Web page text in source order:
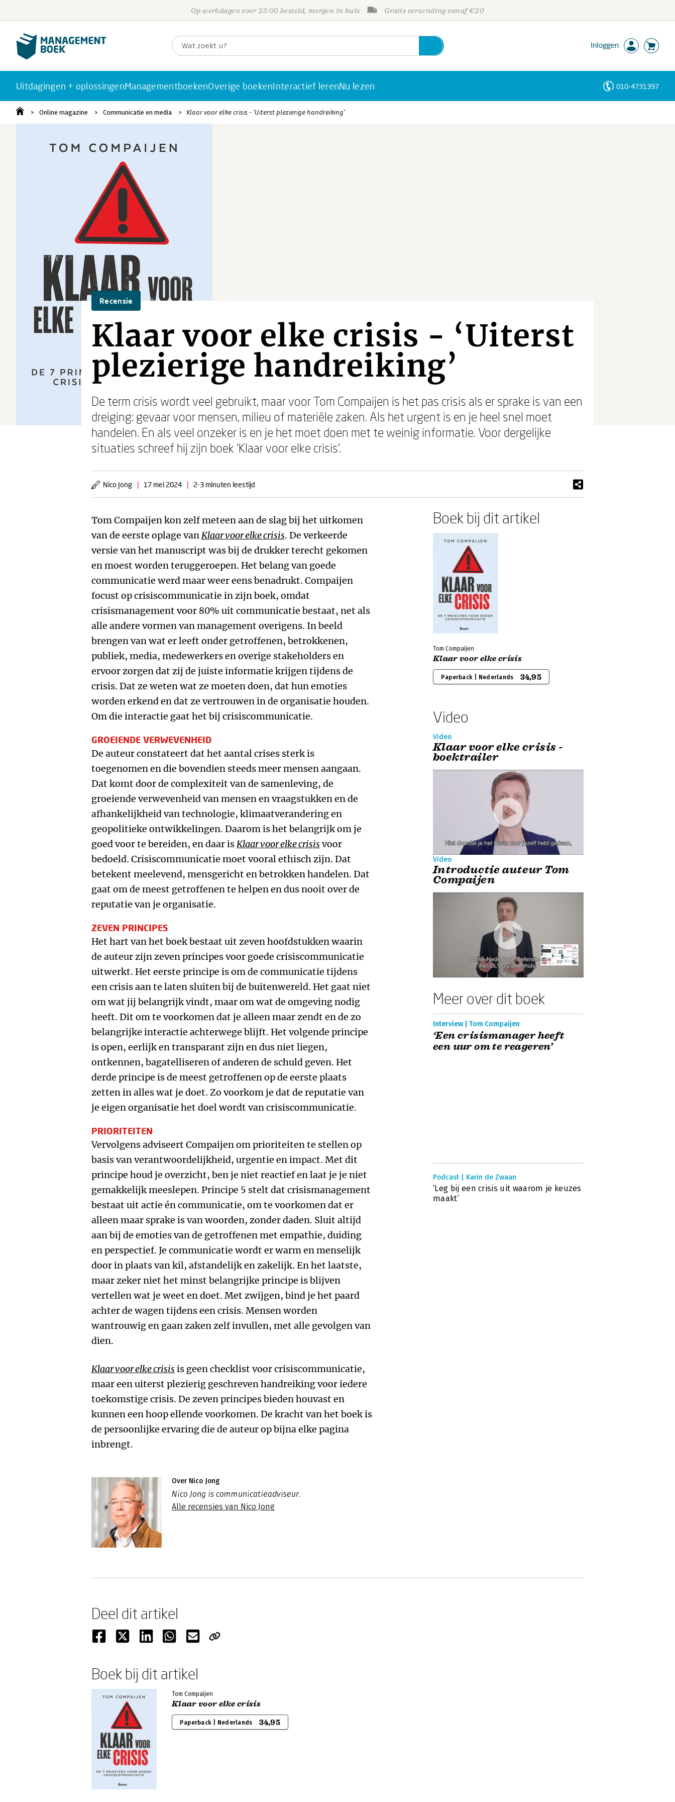
Op werkdagen voor 23:00 besteld, morgen in huis Gratis verzending vanaf €20
Inloggen
Uitdagingen + oplossingenManagementboekenOverige boekenInteractief lerenNu lezen 010-4731397
Online magazine Communicatie en media Klaar voor elke crisis - ‘Uiterst plezierige handreiking’
Recensie
Klaar voor elke crisis - ‘Uiterst
plezierige handreiking’
De term crisis wordt veel gebruikt, maar voor Tom Compaijen is het pas crisis als er sprake is van een
dreiging: gevaar voor mensen, milieu of materiële zaken. Als het urgent is en je heel snel moet
handelen. En als veel onzeker is en je het moet doen met te weinig informatie. Voor dergelijke
situaties schreef hij zijn boek ‘Klaar voor elke crisis’.
Nico Jong | 17 mei 2024 | 2-3 minuten leestijd
Tom Compaijen kon zelf meteen aan de slag bij het uitkomen
van de eerste oplage vanKlaar voor elke crisis. De verkeerde
versie van het manuscript was bij de drukker terecht gekomen
en moest worden teruggeroepen. Het belang van goede
communicatie werd maar weer eens benadrukt. Compaijen
focust op crisiscommunicatie in zijn boek, omdat
crisismanagement voor 80% uit communicatie bestaat, net als
alle andere vormen van management overigens. In beeld
brengen van wat er leeft onder getroffenen, betrokkenen,
publiek, media, medewerkers en overige stakeholders en
ervoor zorgen dat zij de juiste informatie krijgen tijdens de
crisis. Dat ze weten wat ze moeten doen, dat hun emoties
worden erkend en dat ze vertrouwen in de organisatie houden.
Om die interactie gaat het bij crisiscommunicatie.
GROEIENDE VERWEVENHEID
De auteur constateert dat het aantal crises sterk is
toegenomen en die bovendien steeds meer mensen aangaan.
Dat komt door de complexiteit van de samenleving, de
groeiende verwevenheid van mensen en vraagstukken en de
afhankelijkheid van technologie, klimaatverandering en
geopolitieke ontwikkelingen. Daarom is het belangrijk om je
goed voor te bereiden, en daar isKlaar voor elke crisis voor
bedoeld. Crisiscommunicatie moet vooral ethisch zijn. Dat
betekent meelevend, mensgericht en betrokken handelen. Dat
gaat om de meest getroffenen te helpen en dus nooit over de
reputatie van je organisatie.
ZEVEN PRINCIPES
Het hart van het boek bestaat uit zeven hoofdstukken waarin
de auteur zijn zeven principes voor goede crisiscommunicatie
uitwerkt. Het eerste principe is om de communicatie tijdens
een crisis aan te laten sluiten bij de buitenwereld. Het gaat niet
om wat jij belangrijk vindt, maar om wat de omgeving nodig
heeft. Dit om te voorkomen dat je alleen maar zendt en de zo
belangrijke interactie achterwege blijft. Het volgende principe
is open, eerlijk en transparant zijn en dus niet liegen,
ontkennen, bagatelliseren of anderen de schuld geven. Het
derde principe is de meest getroffenen op de eerste plaats
zetten in alles wat je doet. Zo voorkom je dat de reputatie van
je eigen organisatie het doel wordt van crisiscommunicatie.
PRIORITEITEN
Vervolgens adviseert Compaijen om prioriteiten te stellen op
basis van verantwoordelijkheid, urgentie en impact. Met dit
principe houd je overzicht, ben je niet reactief en laat je je niet
gemakkelijk meeslepen. Principe 5 stelt dat crisismanagement
bestaat uit actie én communicatie, om te voorkomen dat er
alleen maar sprake is van woorden, zonder daden. Sluit altijd
aan bij de emoties van de getroffenen met empathie, duiding
en perspectief. Je communicatie wordt er warm en menselijk
door in plaats van kil, afstandelijk en zakelijk. En het laatste,
maar zeker niet het minst belangrijke principe is blijven
vertellen wat je weet en doet. Met zwijgen, bind je het paard
achter de wagen tijdens een crisis. Mensen worden
wantrouwig en gaan zaken zelf invullen, met alle gevolgen van
dien.
Klaar voor elke crisis is geen checklist voor crisiscommunicatie,
maar een uiterst plezierig geschreven handreiking voor iedere
toekomstige crisis. De zeven principes bieden houvast en
kunnen een hoop ellende voorkomen. De kracht van het boek is
de persoonlijke ervaring die de auteur op bijna elke pagina
inbrengt.
Over Nico Jong
Nico Jong is communicatieadviseur.
Alle recensies van Nico Jong
Boek bij dit artikel
Tom Compaijen
Klaar voor elke crisis
Paperback | Nederlands 34,95
Video
Video
Klaar voor elke crisis -
boektrailer
Video
Introductie auteur Tom
Compaijen
Meer over dit boek
Interview | Tom Compaijen
‘Een crisismanager heeft
een uur om te reageren’
Podcast | Karin de Zwaan
‘Leg bij een crisis uit waarom je keuzes
maakt’
Deel dit artikel
Boek bij dit artikel
Tom Compaijen
Klaar voor elke crisis
Paperback | Nederlands 34,95
Personen